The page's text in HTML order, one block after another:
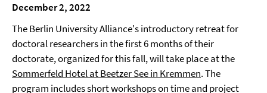
December 2, 2022
The Berlin University Alliance's introductory retreat for
doctoral researchers in the first 6 months of their
doctorate, organized for this fall, will take place at the
Sommerfeld Hotel at Beetzer See in Kremmen. The
program includes short workshops on time and project